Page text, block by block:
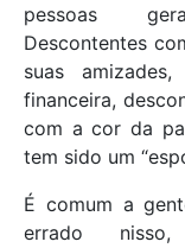
pessoas
Descontentes
suas
financeira,
com a cor da
tem sido um
É comum a
errado